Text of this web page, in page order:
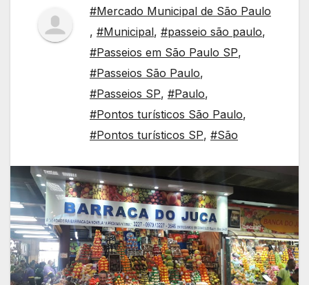
#Mercado Municipal de São Paulo
, #Municipal, #passeio são paulo,
#Passeios em São Paulo SP,
#Passeios São Paulo,
#Passeios SP, #Paulo,
#Pontos turísticos São Paulo,
#Pontos turísticos SP, #São